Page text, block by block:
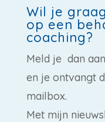
Wil je
op een
coaching?
Meld je dan
en je ontvangt
mailbox.
Met mijn